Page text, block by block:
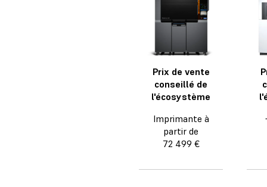
Prix de vente
conseillé de
l'écosystème
Imprimante à
partir de
72 499 €